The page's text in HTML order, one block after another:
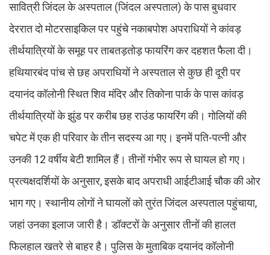
सावित्री जिंदल के अस्पताल (जिंदल अस्पताल) के पास बुधवार
देररात दो मोटरसाइकिल पर पहुंचे नकाबपोश अपराधियों ने कांवड़
तीर्थयात्रियों के समूह पर ताबतड़तोड़ फायरिंग कर दहशत फैला दी।
हथियारबंद पांच से छह अपराधियों ने अस्पताल से कुछ ही दूरी पर
दयानंद कॉलोनी स्थित शिव मंदिर और तिकोना पार्क के पास कांवड़
तीर्थयात्रियों के झुंड पर करीब छह राउंड फायरिंग की। गोलियों की
चपेट में एक ही परिवार के तीन सदस्य आ गए। इनमें पति-पत्नी और
उनकी 12 वर्षीय बेटी शामिल हैं। तीनों गंभीर रूप से घायल हो गए।
प्रत्यक्षदर्शियों के अनुसार, इसके बाद अपराधी आईटीआई चौक की ओर
भाग गए। स्थानीय लोगों ने घायलों को तुरंत जिंदल अस्पताल पहुंचाया,
जहां उनका इलाज जारी है। डॉक्टरों के अनुसार तीनों की हालत
फिलहाल खतरे से बाहर है। पुलिस के मुताबिक दयानंद कॉलोनी